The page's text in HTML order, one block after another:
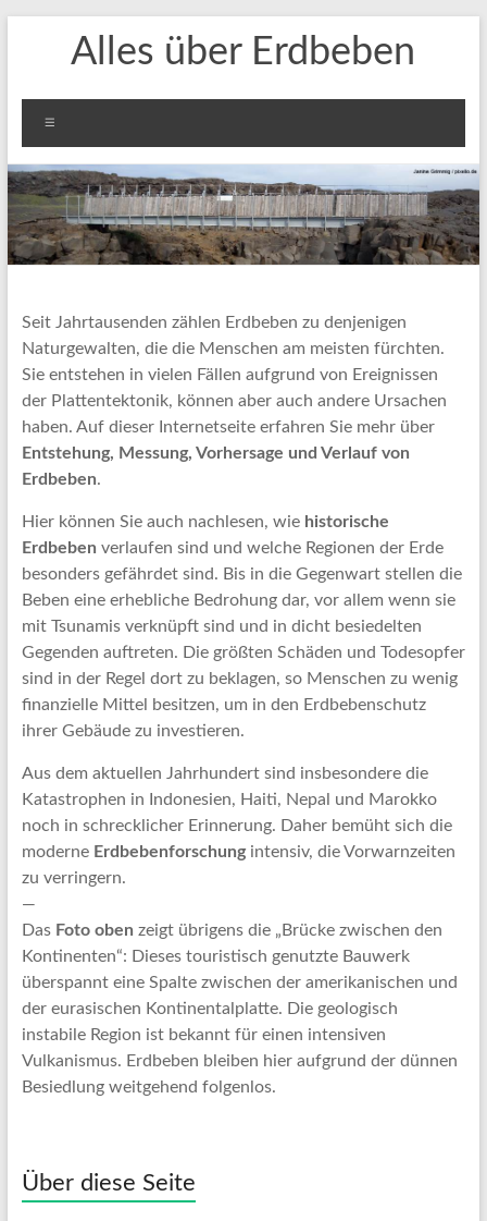
springenAlles über Erdbeben
Seit Jahrtausenden zählen Erdbeben zu denjenigen
Naturgewalten, die die Menschen am meisten fürchten.
Sie entstehen in vielen Fällen aufgrund von Ereignissen
der Plattentektonik, können aber auch andere Ursachen
haben. Auf dieser Internetseite erfahren Sie mehr über
Entstehung, Messung, Vorhersage und Verlauf von
Erdbeben.
Hier können Sie auch nachlesen, wie historische
Erdbeben verlaufen sind und welche Regionen der Erde
besonders gefährdet sind. Bis in die Gegenwart stellen die
Beben eine erhebliche Bedrohung dar, vor allem wenn sie
mit Tsunamis verknüpft sind und in dicht besiedelten
Gegenden auftreten. Die größten Schäden und Todesopfer
sind in der Regel dort zu beklagen, so Menschen zu wenig
finanzielle Mittel besitzen, um in den Erdbebenschutz
ihrer Gebäude zu investieren.
Aus dem aktuellen Jahrhundert sind insbesondere die
Katastrophen in Indonesien, Haiti, Nepal und Marokko
noch in schrecklicher Erinnerung. Daher bemüht sich die
moderne Erdbebenforschungintensiv, die Vorwarnzeiten
zu verringern.
—
Das Foto oben zeigt übrigens die „Brücke zwischen den
Kontinenten“: Dieses touristisch genutzte Bauwerk
überspannt eine Spalte zwischen der amerikanischen und
der eurasischen Kontinentalplatte. Die geologisch
instabile Region ist bekannt für einen intensiven
Vulkanismus. Erdbeben bleiben hier aufgrund der dünnen
Besiedlung weitgehend folgenlos.
Über diese Seite